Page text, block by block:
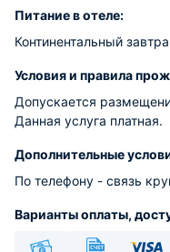
Питание в отеле:
Континентальный
Условия и правила
Допускается
Данная услуга платная.
Дополнительные
По телефону - связь
Варианты оплаты,